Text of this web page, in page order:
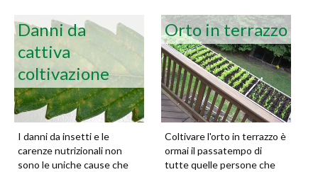
Danni da
cattiva
coltivazione
I danni da insetti e le
carenze nutrizionali non
sono le uniche cause che
Orto in terrazzo
Coltivare l'orto in terrazzo è
ormai il passatempo di
tutte quelle persone che